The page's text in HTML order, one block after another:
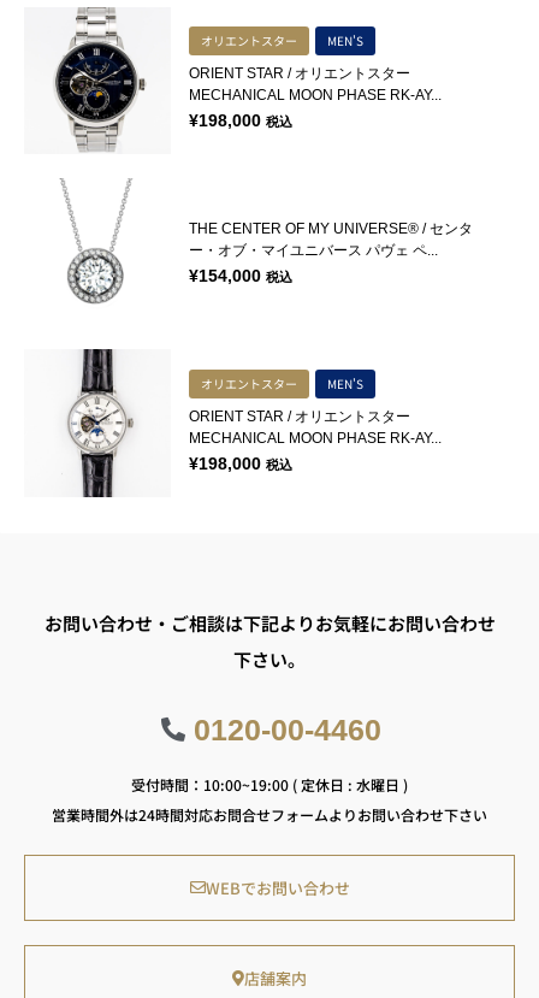
オリエントスター MEN'S
ORIENT STAR / オリエントスター
MECHANICAL MOON PHASE RK-AY...
¥198,000 税込
THE CENTER OF MY UNIVERSE® / センタ
ー・オブ・マイユニバース パヴェ ペ...
¥154,000 税込
オリエントスター MEN'S
ORIENT STAR / オリエントスター
MECHANICAL MOON PHASE RK-AY...
¥198,000 税込
お問い合わせ・ご相談は下記よりお気軽にお問い合わせ
下さい。
0120-00-4460
受付時間：10:00~19:00 ( 定休日 : 水曜日 )
営業時間外は24時間対応お問合せフォームよりお問い合わせ下さい
WEBでお問い合わせ
店舗案内